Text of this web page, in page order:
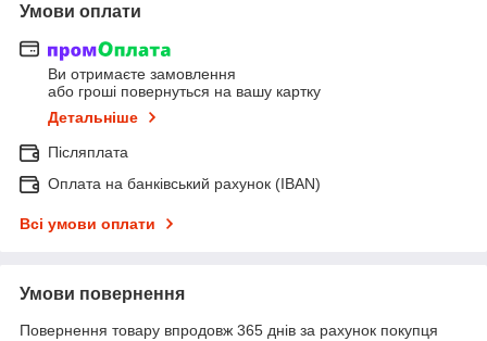
Умови оплати
Ви отримаєте замовлення
або гроші повернуться на вашу картку
Детальніше
Післяплата
Оплата на банківський рахунок (IBAN)
Всі умови оплати
Умови повернення
Повернення товару впродовж 365 днів за рахунок покупця